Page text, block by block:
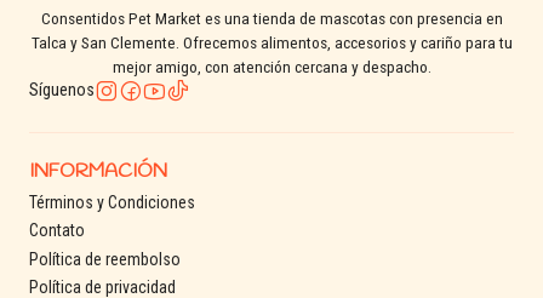
Consentidos Pet Market es una tienda de mascotas con presencia en
Talca y San Clemente. Ofrecemos alimentos, accesorios y cariño para tu
mejor amigo, con atención cercana y despacho.
Síguenos
INFORMACIÓN
Términos y Condiciones
Contato
Política de reembolso
Política de privacidad